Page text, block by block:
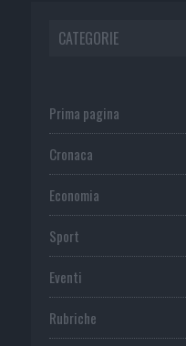
CATEGORIE
Prima pagina
Cronaca
Economia
Sport
Eventi
Rubriche